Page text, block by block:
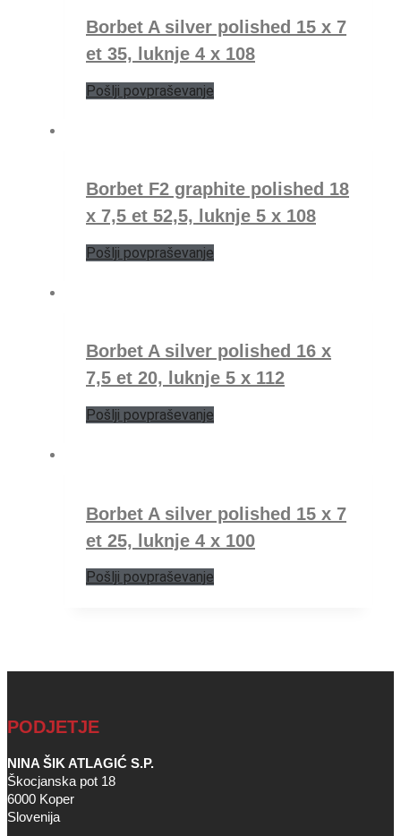
Borbet A silver polished 15 x 7
et 35, luknje 4 x 108
Pošlji povpraševanje
Borbet F2 graphite polished 18
x 7,5 et 52,5, luknje 5 x 108
Pošlji povpraševanje
Borbet A silver polished 16 x
7,5 et 20, luknje 5 x 112
Pošlji povpraševanje
Borbet A silver polished 15 x 7
et 25, luknje 4 x 100
Pošlji povpraševanje
PODJETJE
NINA ŠIK ATLAGIĆ S.P.
Škocjanska pot 18
6000 Koper
Slovenija